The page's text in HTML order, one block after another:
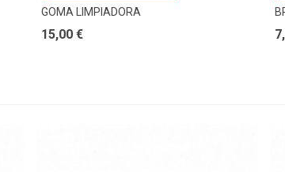
GOMA LIMPIADORA
15,00 €